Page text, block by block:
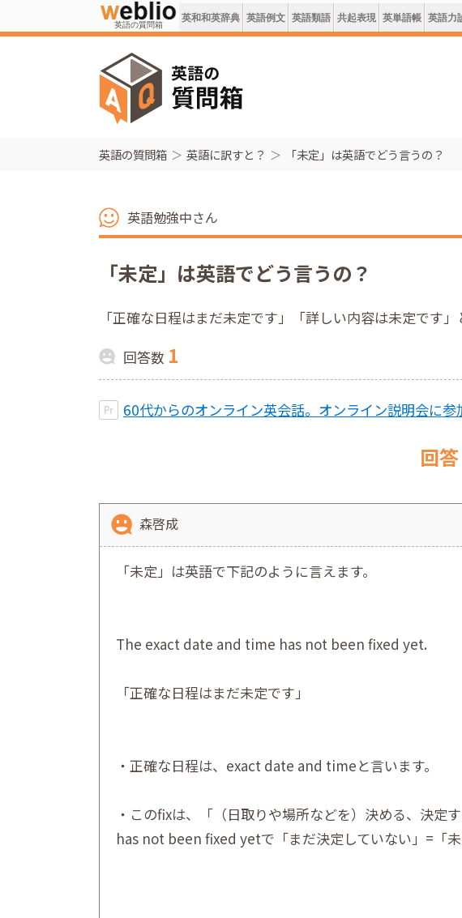
英語の質問箱 英和和英辞典 英語例文 英語類語 共起表現 英単語帳 英語力
英語の質問箱 英語に訳すと？ 「未定」は英語でどう言うの？
英語勉強中さん
「未定」は英語でどう言うの？
「正確な日程はまだ未定です」「詳しい内容は未定です
回答数 1
60代からのオンライン英会話。オンライン説明会に参
回答
森啓成
「未定」は英語で下記のように言えます。
The exact date and time has not been fixed yet.
「正確な日程はまだ未定です」
・正確な日程は、exact date and timeと言います。
・このfixは、「（日取りや場所などを）決める、決定す
has not been fixed yetで「まだ決定していない」=「未